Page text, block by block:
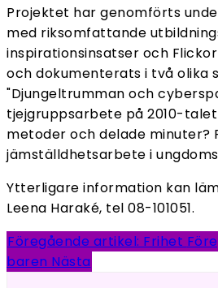
Projektet har genomförts
med riksomfattande
inspirationsinsatser och
och dokumenterats i två olika
"Djungeltrumman och
tjejgruppsarbete på 2010-talet
metoder och delade minuter?
jämställdhetsarbete i
Ytterligare information kan
Leena Haraké, tel 08-101051.
Föregående artikel: Frihet
baren Nästa